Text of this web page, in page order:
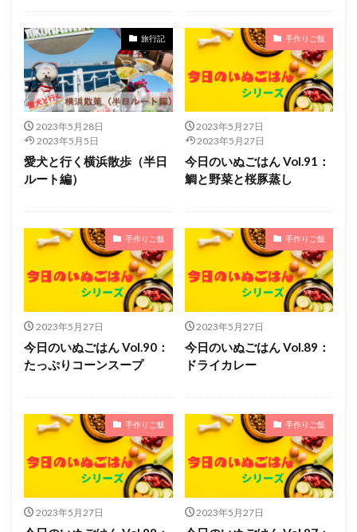
旅行記
2023年5月28日
2023年5月5日
愛犬と行く横浜散歩（半日
ルート編）
手作りご飯
2023年5月27日
2023年5月27日
今日のいぬごはん Vol.91：
鯛と野菜と桜豚蒸し
手作りご飯
2023年5月27日
今日のいぬごはん Vol.90：
たっぷりコーンスープ
手作りご飯
2023年5月27日
今日のいぬごはん Vol.89：
ドライカレー
手作りご飯
2023年5月27日
手作りご飯
2023年5月27日